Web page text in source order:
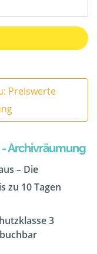
Preiswerte
Archivräumung
– Die
zu 10 Tagen
3